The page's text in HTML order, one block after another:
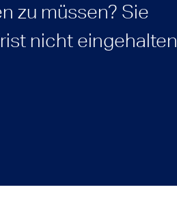
zu müssen? Sie
nicht eingehalten